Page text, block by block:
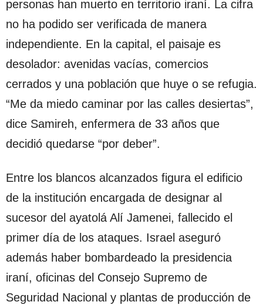
personas han muerto en territorio iraní. La cifra
no ha podido ser verificada de manera
independiente. En la capital, el paisaje es
desolador: avenidas vacías, comercios
cerrados y una población que huye o se refugia.
“Me da miedo caminar por las calles desiertas”,
dice Samireh, enfermera de 33 años que
decidió quedarse “por deber”.
Entre los blancos alcanzados figura el edificio
de la institución encargada de designar al
sucesor del ayatolá Alí Jamenei, fallecido el
primer día de los ataques. Israel aseguró
además haber bombardeado la presidencia
iraní, oficinas del Consejo Supremo de
Seguridad Nacional y plantas de producción de